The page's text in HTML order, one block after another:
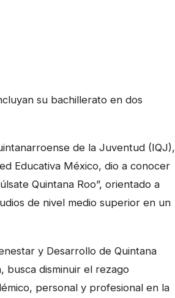
su bachillerato en dos
de la Juventud (IQJ),
Educativa México, dio a conocer
Quintana Roo”, orientado a
de nivel medio superior en un
y Desarrollo de Quintana
busca disminuir el rezago
personal y profesional en la